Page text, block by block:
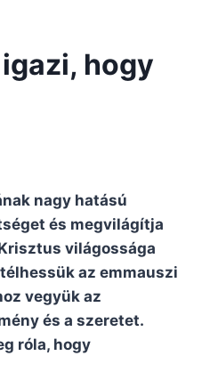
hogy
nagy hatású
és megvilágítja
világossága
az emmauszi
vegyük az
és a szeretet.
róla, hogy